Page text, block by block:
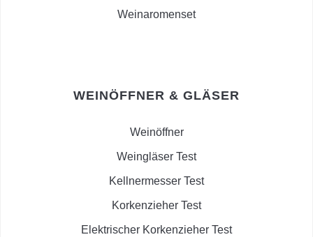
Weinaromenset
WEINÖFFNER & GLÄSER
Weinöffner
Weingläser Test
Kellnermesser Test
Korkenzieher Test
Elektrischer Korkenzieher Test